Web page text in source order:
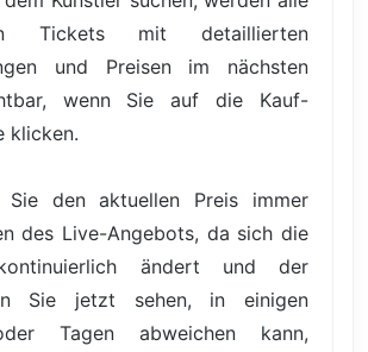
Tickets mit detaillierten
und Preisen im nächsten
wenn Sie auf die Kauf-
klicken.
Sie den aktuellen Preis immer
des Live-Angebots, da sich die
ändert und der
Sie jetzt sehen, in einigen
Tagen abweichen kann,